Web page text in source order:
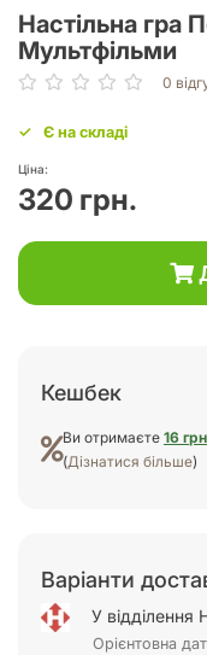
Настільна гра
Мультфільми
0
Є на складі
Ціна:
320 грн.
Кешбек
Ви отримаєте 16 грн
(Дізнатися більше)
Варіанти
У відділення
Орієнтовна